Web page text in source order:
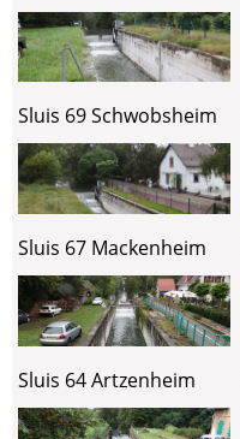
Sluis 69 Schwobsheim
Sluis 67 Mackenheim
Sluis 64 Artzenheim